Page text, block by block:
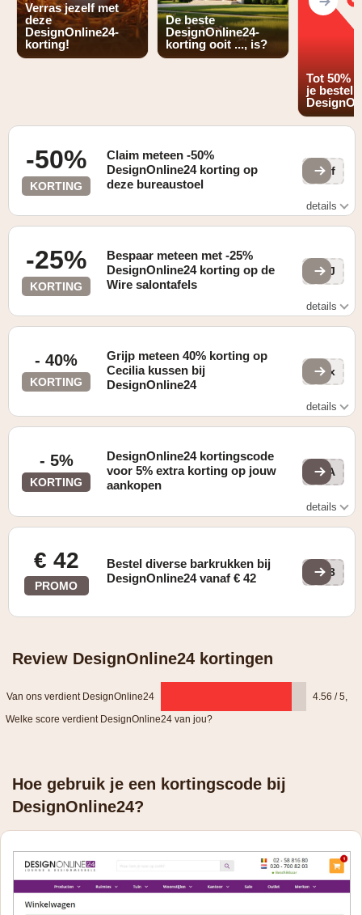
Verras jezelf met
deze
DesignOnline24-
korting!
De beste
DesignOnline24-
korting ooit ..., is?
Tot 50%
je
-50%
KORTING
Claim meteen -50%
DesignOnline24 korting op
deze bureaustoel
Lvf
details
-25%
KORTING
Bespaar meteen met -25%
DesignOnline24 korting op de
Wire salontafels
whJ
details
- 40%
KORTING
Grijp meteen 40% korting op
Cecilia kussen bij
DesignOnline24
Bax
details
- 5%
KORTING
DesignOnline24 kortingscode
voor 5% extra korting op jouw
aankopen
BLA
details
€ 42
PROMO
Bestel diverse barkrukken bij
DesignOnline24 vanaf € 42
Vl3
Review DesignOnline24 kortingen
Van ons verdient DesignOnline24 4.56 / 5
Welke score verdient DesignOnline24 van jou?
Hoe gebruik je een kortingscode bij
DesignOnline24?